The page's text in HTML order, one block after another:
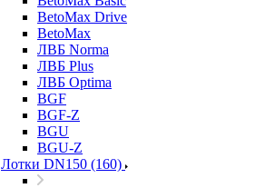
BetoMax Drive
BetoMax
ЛВБ Norma
ЛВБ Plus
ЛВБ Optima
BGF
BGF-Z
BGU
BGU-Z
Лотки DN150 (160)